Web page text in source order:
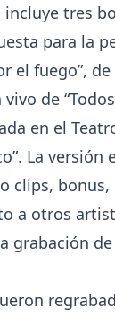
incluye tres
para la
el fuego”, de
de
en el
La versión
clips,
a otros
grabación